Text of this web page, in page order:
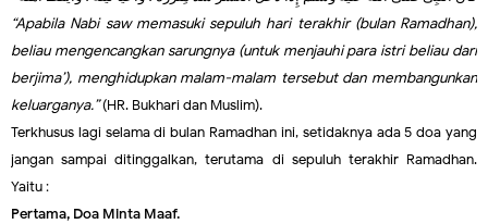
“Apabila Nabi saw memasuki sepuluh hari terakhir (bulan Ramadhan),
beliau mengencangkan sarungnya (untuk menjauhi para istri beliau dari
berjima’), menghidupkan malam-malam tersebut dan membangunkan
keluarganya.”(HR. Bukhari dan Muslim).
Terkhusus lagi selama di bulan Ramadhan ini, setidaknya ada 5 doa yang
jangan sampai ditinggalkan, terutama di sepuluh terakhir Ramadhan.
Yaitu :
Pertama, Doa Minta Maaf.